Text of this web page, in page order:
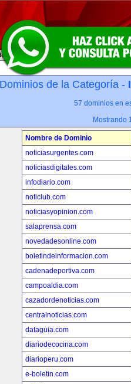
Dominios de la Categoría -
57 dominios en
Mostrando
Nombre de Dominio
noticiasurgentes.com
noticiasdigitales.com
infodiario.com
noticlub.com
noticiasyopinion.com
salaprensa.com
novedadesonline.com
boletindeinformacion.com
cadenadeportiva.com
campoaldia.com
cazadordenoticias.com
centralnoticias.com
dataguia.com
diariodecocina.com
diarioperu.com
e-boletin.com